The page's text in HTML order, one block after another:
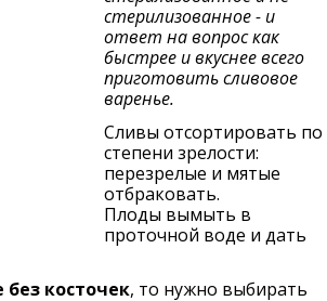
стерилизованное - и
ответ на вопрос как
быстрее и вкуснее всего
приготовить сливовое
варенье.
Сливы отсортировать по
степени зрелости:
перезрелые и мятые
отбраковать.
Плоды вымыть в
проточной воде и дать
без косточек, то нужно выбирать